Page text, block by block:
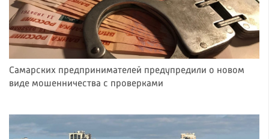
Самарских предпринимателей предупредили о новом
виде мошенничества с проверками